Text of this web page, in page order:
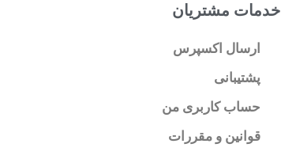
خدمات مشتریان
ارسال اکسپرس
پشتیبانی
حساب کاربری من
قوانین و مقررات